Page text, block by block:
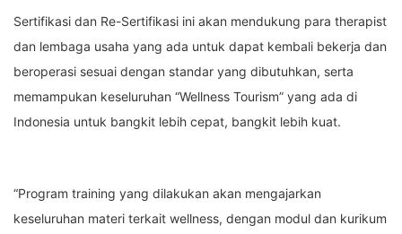
Sertifikasi dan Re-Sertifikasi ini akan mendukung para therapist
dan lembaga usaha yang ada untuk dapat kembali bekerja dan
beroperasi sesuai dengan standar yang dibutuhkan, serta
memampukan keseluruhan “Wellness Tourism” yang ada di
Indonesia untuk bangkit lebih cepat, bangkit lebih kuat.
“Program training yang dilakukan akan mengajarkan
keseluruhan materi terkait wellness, dengan modul dan kurikum